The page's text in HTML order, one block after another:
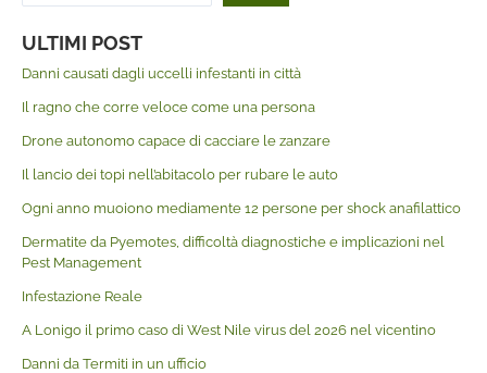
ULTIMI POST
Danni causati dagli uccelli infestanti in città
Il ragno che corre veloce come una persona
Drone autonomo capace di cacciare le zanzare
Il lancio dei topi nell’abitacolo per rubare le auto
Ogni anno muoiono mediamente 12 persone per shock anafilattico
Dermatite da Pyemotes, difficoltà diagnostiche e implicazioni nel
Pest Management
Infestazione Reale
A Lonigo il primo caso di West Nile virus del 2026 nel vicentino
Danni da Termiti in un ufficio